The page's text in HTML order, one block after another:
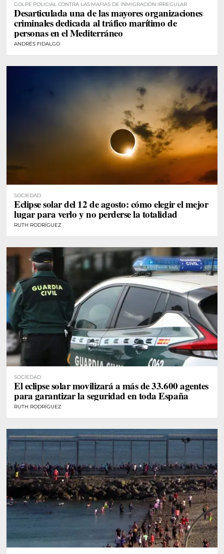
GOLPE POLICIAL CONTRA LAS MAFIAS DE INMIGRACIÓN IRREGULAR
Desarticulada una de las mayores organizaciones
criminales dedicada al tráfico marítimo de
personas en el Mediterráneo
ANDRÉS FIDALGO
SOCIEDAD
Eclipse solar del 12 de agosto: cómo elegir el mejor
lugar para verlo y no perderse la totalidad
RUTH RODRÍGUEZ
SOCIEDAD
El eclipse solar movilizará a más de 33.600 agentes
para garantizar la seguridad en toda España
RUTH RODRÍGUEZ